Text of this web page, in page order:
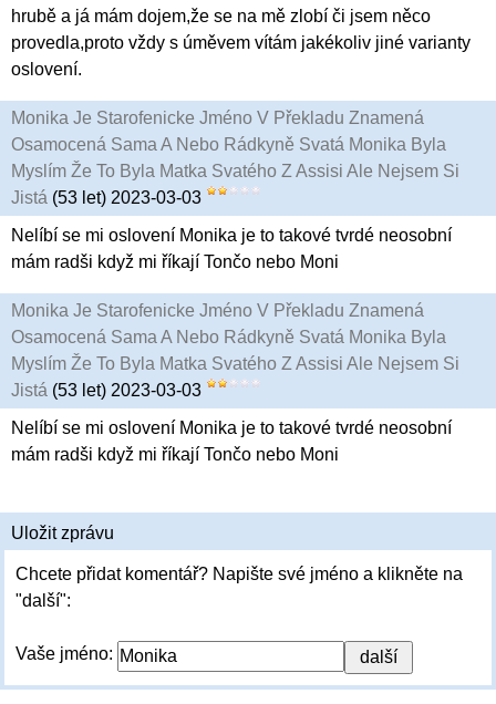
hrubě a já mám dojem,že se na mě zlobí či jsem něco
provedla,proto vždy s úměvem vítám jakékoliv jiné varianty
oslovení.
Monika Je Starofenicke Jméno V Překladu Znamená
Osamocená Sama A Nebo Rádkyně Svatá Monika Byla
Myslím Že To Byla Matka Svatého Z Assisi Ale Nejsem Si
Jistá (53 let) 2023-03-03
Nelíbí se mi oslovení Monika je to takové tvrdé neosobní
mám radši když mi říkají Tončo nebo Moni
Monika Je Starofenicke Jméno V Překladu Znamená
Osamocená Sama A Nebo Rádkyně Svatá Monika Byla
Myslím Že To Byla Matka Svatého Z Assisi Ale Nejsem Si
Jistá (53 let) 2023-03-03
Nelíbí se mi oslovení Monika je to takové tvrdé neosobní
mám radši když mi říkají Tončo nebo Moni
Uložit zprávu
Chcete přidat komentář? Napište své jméno a klikněte na
"další":
Vaše jméno: